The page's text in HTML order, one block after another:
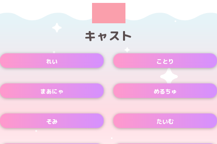
キャスト
れい
ことり
まあにゃ
めるちゅ
そみ
たいむ